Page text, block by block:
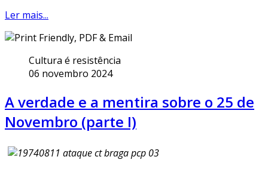
Ler mais...
Cultura é resistência
06 novembro 2024
A verdade e a mentira sobre o 25 de
Novembro (parte I)